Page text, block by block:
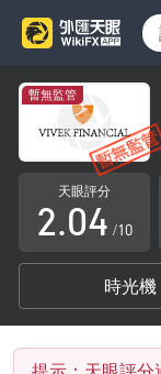
暫無監管
天眼評分
0
1
2
3
4
5
.0
1
2
3
0
1
2
3
4
5
6
7
/10
時光機